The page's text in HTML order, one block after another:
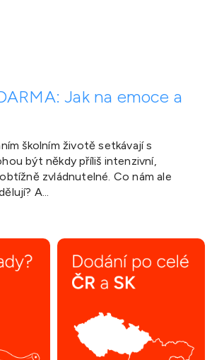
Jak na emoce a
školním životě setkávají s
být někdy příliš intenzivní,
zvládnutelné. Co nám ale
A...